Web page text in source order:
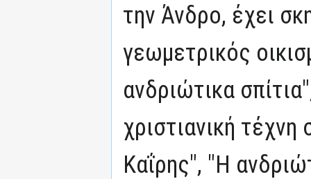
την Άνδρο, έχει
γεωμετρικός
ανδριώτικα
χριστιανική
Καΐρης", "Η